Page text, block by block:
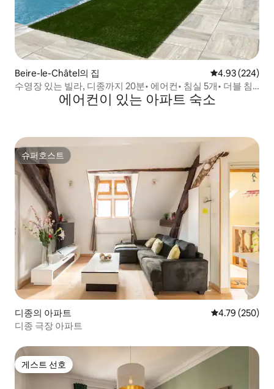
Beire-le-Châtel의 집 평점 4.93점(5
4.93 (224)
수영장 있는 빌라, 디종까지 20분• 에어컨• 침실 5개• 더블 침
에어컨이 있는 아파트 숙소
슈퍼호스트
슈퍼호스트
디종의 아파트 평점 4.79점(5
4.79 (250)
디종 극장 아파트
게스트 선호
게스트 선호